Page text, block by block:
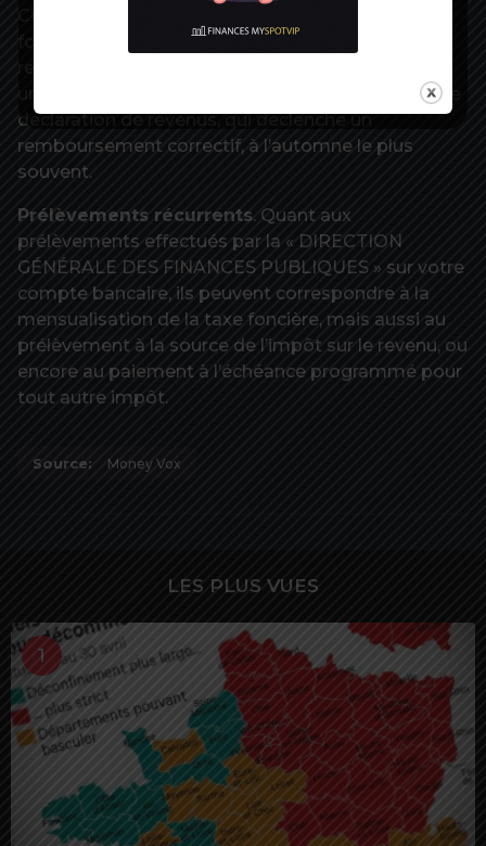
foncière mensualisée, entraînant un
une correction effectuée par vous-même sur votre
déclaration de revenus, qui déclenche un
remboursement correctif, à l’automne le plus
souvent.
Prélèvements récurrents. Quant aux
prélèvements effectués par la « DIRECTION
GÉNÉRALE DES FINANCES PUBLIQUES » sur votre
compte bancaire, ils peuvent correspondre à la
mensualisation de la taxe foncière, mais aussi au
prélèvement à la source de l’impôt sur le revenu, ou
encore au paiement à l’échéance programmé pour
tout autre impôt.
Source: Money Vox
LES PLUS VUES
1